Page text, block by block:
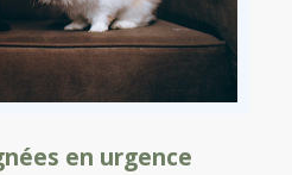
en urgence